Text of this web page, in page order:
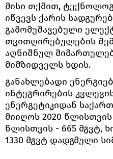
მისი თქმით,
იწვევს ქარის
გამომუშავებული
თვითღირებულების
აღნიშნულ
მიმზიდველს ხდის.
განახლებადი
ინტეგრირების
ენერგეტიკიდან
მიიღოს 2020 წლისთვის
წლისთვის - 665 მგვტ,
1330 მგვტ დადგმული